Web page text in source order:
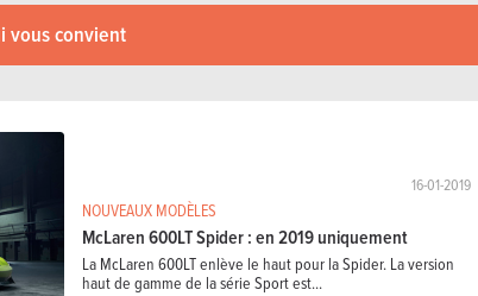
vous convient
16-01-2019
NOUVEAUX MODÈLES
McLaren 600LT Spider : en 2019 uniquement
La McLaren 600LT enlève le haut pour la Spider. La version
haut de gamme de la série Sport est...